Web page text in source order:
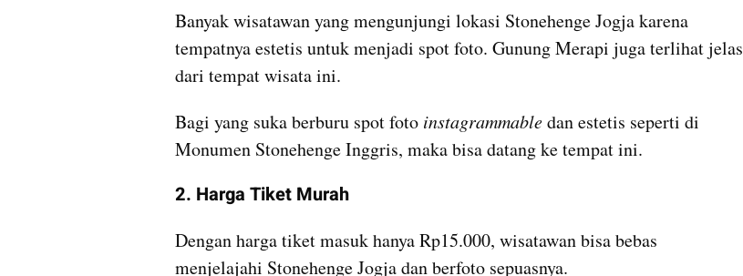
Banyak wisatawan yang mengunjungi lokasi Stonehenge Jogja karena
tempatnya estetis untuk menjadi spot foto. Gunung Merapi juga terlihat jelas
dari tempat wisata ini.
Bagi yang suka berburu spot foto instagrammable dan estetis seperti di
Monumen Stonehenge Inggris, maka bisa datang ke tempat ini.
2. Harga Tiket Murah
Dengan harga tiket masuk hanya Rp15.000, wisatawan bisa bebas
menjelajahi Stonehenge Jogja dan berfoto sepuasnya.